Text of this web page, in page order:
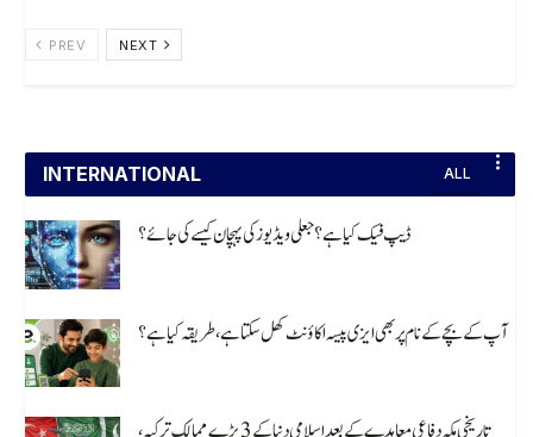
PREV NEXT
INTERNATIONAL ALL
ڈیپ فیک کیا ہے؟ جعلی ویڈیوز کی پہچان کیسے کی جائے؟
آپ کے بچے کے نام پر بھی ایزی پیسہ اکاؤنٹ کھل سکتا ہے، طریقہ کیا ہے؟
تاریخی مکہ دفاعی معاہدے کے بعد اسلامی دنیا کے 3 بڑے ممالک ترکیہ،